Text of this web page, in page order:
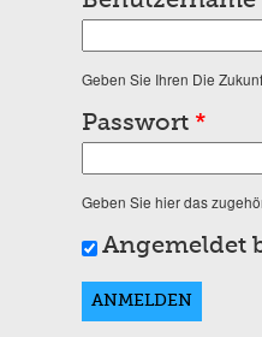
Geben Sie Ihren Die
Passwort *
Geben Sie hier das
Angemeldet